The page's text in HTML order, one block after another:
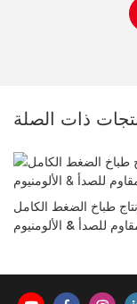
ذات الصلة
طباخ الضغط الكامل
للصدأ & الألومنيوم